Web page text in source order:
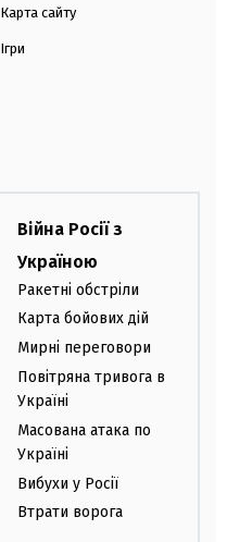
Карта сайту
Ігри
Війна Росії з
Україною
Ракетні обстріли
Карта бойових дій
Мирні переговори
Повітряна тривога в
Україні
Масована атака по
Україні
Вибухи у Росії
Втрати ворога